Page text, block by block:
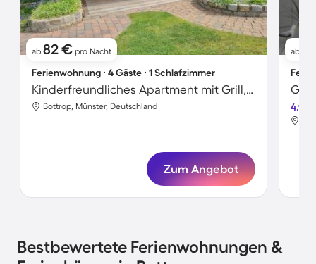
ab 82 € pro Nacht
Ferienwohnung ∙ 4 Gäste ∙ 1 Schlafzimmer
Kinderfreundliches Apartment mit Grill, Garten und Terrasse | Hunde erlaubt
Bottrop, Münster, Deutschland
Zum Angebot
ab
4.9
Bestbewertete Ferienwohnungen &